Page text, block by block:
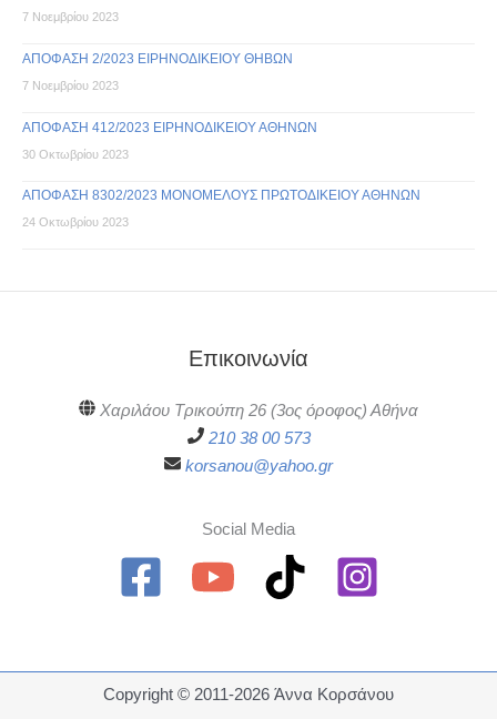
7 Νοεμβρίου 2023
ΑΠΟΦΑΣΗ 2/2023 ΕΙΡΗΝΟΔΙΚΕΙΟΥ ΘΗΒΩΝ
7 Νοεμβρίου 2023
ΑΠΟΦΑΣΗ 412/2023 ΕΙΡΗΝΟΔΙΚΕΙΟΥ ΑΘΗΝΩΝ
30 Οκτωβρίου 2023
ΑΠΟΦΑΣΗ 8302/2023 ΜΟΝΟΜΕΛΟΥΣ ΠΡΩΤΟΔΙΚΕΙΟΥ ΑΘΗΝΩΝ
24 Οκτωβρίου 2023
Επικοινωνία
Χαριλάου Τρικούπη 26 (3ος όροφος) Αθήνα
210 38 00 573
korsanou@yahoo.gr
Social Media
Copyright © 2011-2026 Άννα Κορσάνου